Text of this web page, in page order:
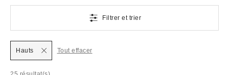
Filtrer et trier
Hauts Tout effacer